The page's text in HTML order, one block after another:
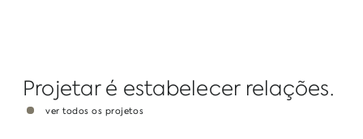
Projetar é estabelecer relações.
ver todos os projetos